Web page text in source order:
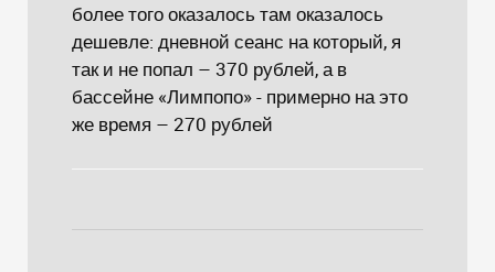
более того оказалось там оказалось
дешевле: дневной сеанс на который, я
так и не попал – 370 рублей, а в
бассейне «Лимпопо» - примерно на это
же время – 270 рублей